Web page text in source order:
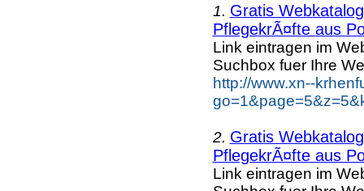
1. Gratis
PflegekrÃ¤fte aus
Link eintragen im
Suchbox fuer Ihre
http://www.xn--
2. Gratis
PflegekrÃ¤fte aus
Link eintragen im